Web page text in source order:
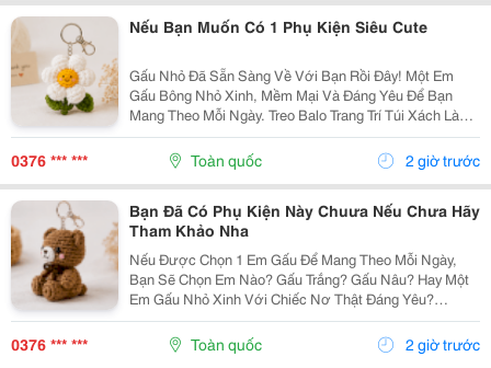
Nếu Bạn Muốn Có 1 Phụ Kiện Siêu Cute
Gấu Nhỏ Đã Sẵn Sàng Về Với Bạn Rồi Đây! Một Em
Gấu Bông Nhỏ Xinh, Mềm Mại Và Đáng Yêu Để Bạn
Mang Theo Mỗi Ngày. Treo Balo Trang Trí Túi Xách Làm
Móc Khóa Tặng Người Bạn Yêu Quý
Gocnhohandmade.com Không Cần Quá Nhiều Phụ
Kiện, Chỉ Một Em Gấu...
0376 *** *** Toàn quốc 2 giờ trước
Bạn Đã Có Phụ Kiện Này Chuưa Nếu Chưa Hãy
Tham Khảo Nha
Nếu Được Chọn 1 Em Gấu Để Mang Theo Mỗi Ngày,
Bạn Sẽ Chọn Em Nào? Gấu Trắng? Gấu Nâu? Hay Một
Em Gấu Nhỏ Xinh Với Chiếc Nơ Thật Đáng Yêu?
Những Chiếc Móc Khóa Gấu Bông Không Chỉ Là Phụ
Kiện Treo Túi Mà Còn Là Một Cách Để Bạn Thêm Chút
Cá Tính Vào...
0376 *** *** Toàn quốc 2 giờ trước